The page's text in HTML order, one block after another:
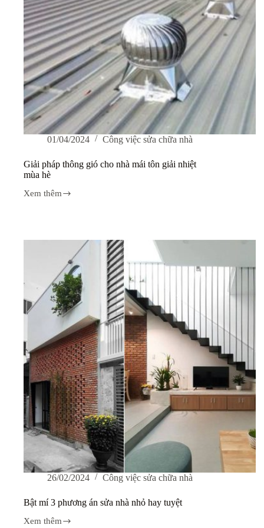
01/04/2024 Công việc sửa chữa nhà
Giải pháp thông gió cho nhà mái tôn giải nhiệt
mùa hè
Xem thêm
Giải
cho
nhiệt
mùa
hè
26/02/2024 Công việc sửa chữa nhà
Bật mí 3 phương án sửa nhà nhỏ hay tuyệt
Xem thêm
Bật